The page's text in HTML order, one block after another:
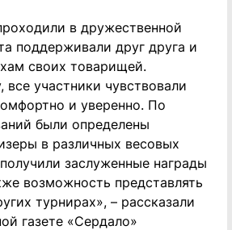
в дружественной
поддерживали друг друга и
своих товарищей.
все участники чувствовали
и уверенно. По
были определены
в различных весовых
заслуженные награды
возможность представлять
турнирах», – рассказали
газете «Сердало»